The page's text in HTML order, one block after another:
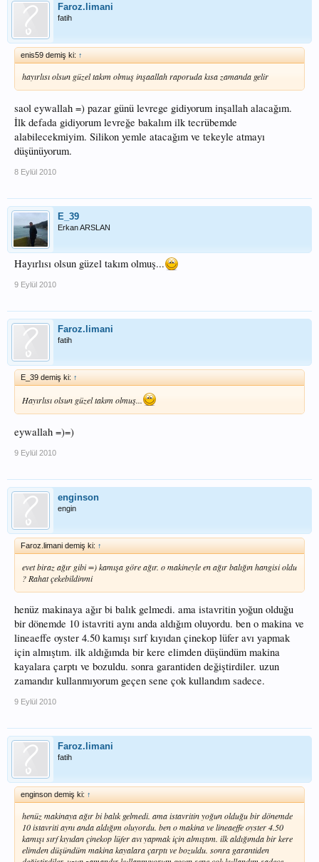
Faroz.limani
fatih
enis59 demiş ki: ↑
hayırlısı olsun güzel takım olmuş inşaallah raporuda kısa zamanda gelir
saol eywallah =) pazar günü levrege gidiyorum inşallah alacağım.
İlk defada gidiyorum levreğe bakalım ilk tecrübemde
alabilecekmiyim. Silikon yemle atacağım ve tekeyle atmayı
düşünüyorum.
8 Eylül 2010
E_39
Erkan ARSLAN
Hayırlısı olsun güzel takım olmuş...
9 Eylül 2010
Faroz.limani
fatih
E_39 demiş ki: ↑
Hayırlısı olsun güzel takım olmuş...
eywallah =)=)
9 Eylül 2010
enginson
engin
Faroz.limani demiş ki: ↑
evet biraz ağır gibi =) kamışa göre ağır. o makineyle en ağır balığın hangisi oldu
? Rahat çekebildinmi
henüz makinaya ağır bi balık gelmedi. ama istavritin yoğun olduğu
bir dönemde 10 istavriti aynı anda aldığım oluyordu. ben o makina ve
lineaeffe oyster 4.50 kamışı sırf kıyıdan çinekop lüfer avı yapmak
için almıştım. ilk aldığımda bir kere elimden düşündüm makina
kayalara çarptı ve bozuldu. sonra garantiden değiştirdiler. uzun
zamandır kullanmıyorum geçen sene çok kullandım sadece.
9 Eylül 2010
Faroz.limani
fatih
enginson demiş ki: ↑
henüz makinaya ağır bi balık gelmedi. ama istavritin yoğun olduğu bir dönemde
10 istavriti aynı anda aldığım oluyordu. ben o makina ve lineaeffe oyster 4.50
kamışı sırf kıyıdan çinekop lüfer avı yapmak için almıştım. ilk aldığımda bir kere
elimden düşündüm makina kayalara çarptı ve bozuldu. sonra garantiden